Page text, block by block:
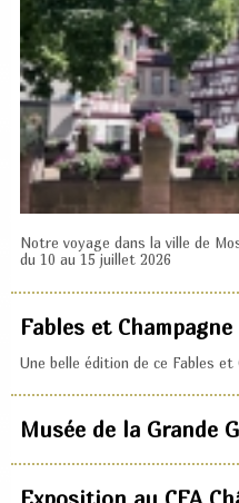
Notre voyage dans la ville de
du 10 au 15 juillet 2026
Fables et Champagne
Une belle édition de ce Fables et
Musée de la Grande